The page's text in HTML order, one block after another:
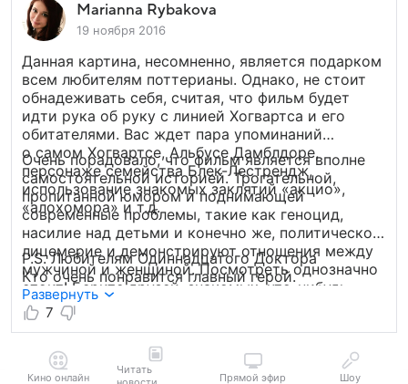
Marianna Rybakova
19 ноября 2016
Данная картина, несомненно, является подарком
всем любителям поттерианы. Однако, не стоит
обнадеживать себя, считая, что фильм будет
идти рука об руку с линией Хогвартса и его
обитателями. Вас ждет пара упоминаний
о самом Хогвартсе, Альбусе Дамблдоре,
персонаже семейства Блек-Лестрендж,
использование знакомых заклятий «акцио»,
«алохомора» и т.д.
Очень порадовало, что фильм является вполне
самостоятельной историей. Трогательной,
пропитанной юмором и поднимающей
современные проблемы, такие как геноцид,
насилие над детьми и конечно же, политическое
лицемерие и демонстрируют отношения между
мужчиной и женщиной. Посмотреть однозначно
стоит! Берите друзей, знакомых, что-нибудь
пожевать и надев 3D очки посмотрите этот
замечательный фильм.
P.S. Любителям Одиннадцатого Доктора
Кто очень понравится главный герой.
Развернуть
7
Кино онлайн
Читать
Прямой эфир Шоу